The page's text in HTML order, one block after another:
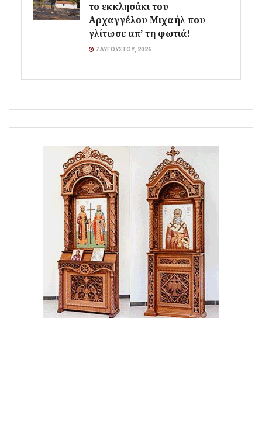
το εκκλησάκι του
Αρχαγγέλου Μιχαήλ που
γλίτωσε απ’ τη φωτιά!
7 ΑΥΓΟΎΣΤΟΥ, 2026